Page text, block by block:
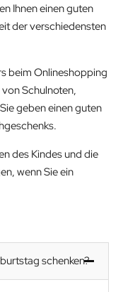
Ihnen einen guten
der verschiedensten
beim Onlineshopping
Schulnoten,
geben einen guten
des Kindes und die
wenn Sie ein
schenken?